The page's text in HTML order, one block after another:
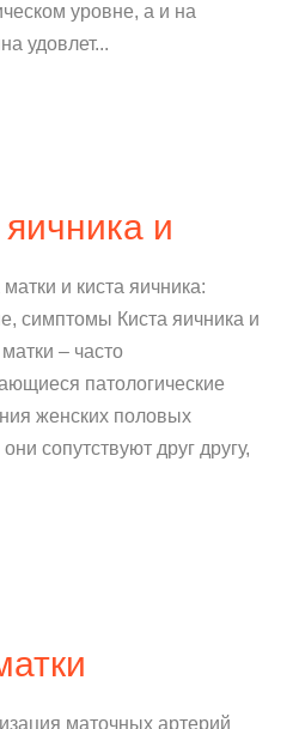
уровне, а и на
удовлет...
и
и киста яичника:
симптомы Киста яичника и
– часто
патологические
женских половых
сопутствуют друг другу,
маточных артерий